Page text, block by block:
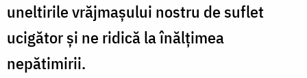
uneltirile vrăjmașului nostru de suflet
ucigător și ne ridică la înălțimea
nepătimirii.